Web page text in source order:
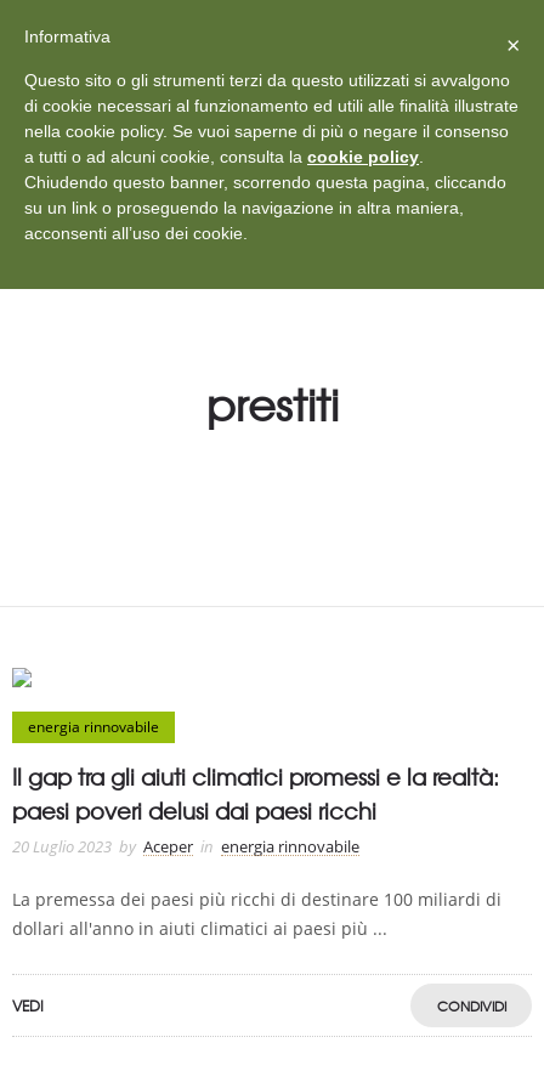
+39 011 18867102 info@aceper.it Statuto
Aceper
prestiti
energia rinnovabile
Il gap tra gli aiuti climatici promessi e la realtà:
paesi poveri delusi dai paesi ricchi
20 Luglio 2023 by Aceper in energia rinnovabile
La premessa dei paesi più ricchi di destinare 100 miliardi di
dollari all'anno in aiuti climatici ai paesi più ...
VEDI CONDIVIDI
Vedi: Protezione dei dati personali ×
Informativa
Questo sito o gli strumenti terzi da questo utilizzati si avvalgono
di cookie necessari al funzionamento ed utili alle finalità illustrate
nella cookie policy. Se vuoi saperne di più o negare il consenso
a tutti o ad alcuni cookie, consulta la cookie policy
Chiudendo questo banner, scorrendo questa pagina, cliccando
su un link o proseguendo la navigazione in altra maniera,
acconsenti all’uso dei cookie.